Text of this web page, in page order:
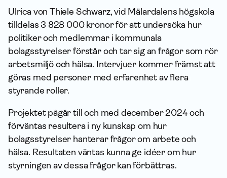
Ulrica von Thiele Schwarz, vid Mälardalens högskola
tilldelas 3 828 000 kronor för att undersöka hur
politiker och medlemmar i kommunala
bolagsstyrelser förstår och tar sig an frågor som rör
arbetsmiljö och hälsa. Intervjuer kommer främst att
göras med personer med erfarenhet av flera
styrande roller.
Projektet pågår till och med december 2024 och
förväntas resultera i ny kunskap om hur
bolagsstyrelser hanterar frågor om arbete och
hälsa. Resultaten väntas kunna ge idéer om hur
styrningen av dessa frågor kan förbättras.